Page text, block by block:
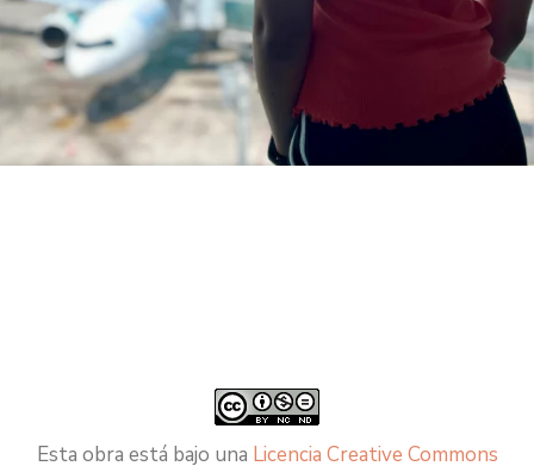
Esta obra está bajo una Licencia Creative Commons